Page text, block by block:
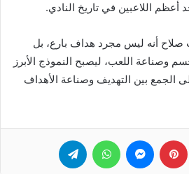
اللاعبين في تاريخ النادي.
صلاح أنه ليس مجرد هداف بارع، بل
وصناعة اللعب، ليصبح النموذج الأبرز
الجمع بين التهديف وصناعة الأهداف
تويتر بينتيريست ماسنجر واتساب